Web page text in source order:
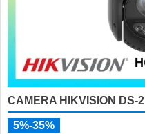
CAMERA HIKVISION DS-
5%-35%